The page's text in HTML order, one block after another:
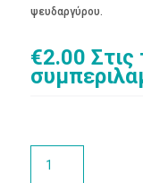
ψευδαργύρου.
€2.00 Στις
κόλιανδρος